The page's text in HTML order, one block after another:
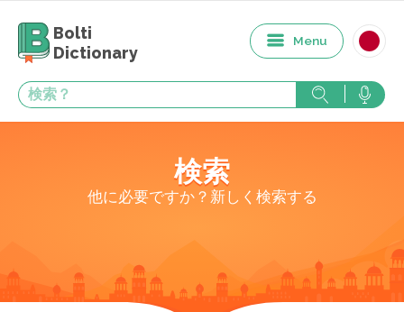
Bolti
Dictionary
Menu
検索
他に必要ですか？新しく検索する